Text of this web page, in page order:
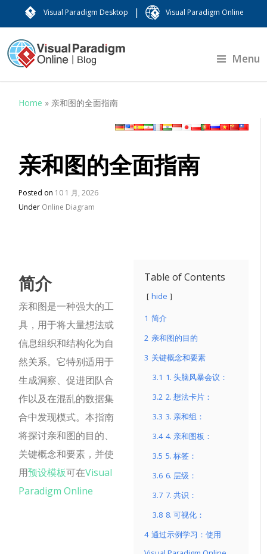
Visual Paradigm Desktop | Visual Paradigm Online
Menu
Home » 亲和图的全面指南
亲和图的全面指南
Posted on 10 1 月, 2026
Under Online Diagram
Table of Contents
hide
1 简介
2 亲和图的目的
3 关键概念和要素
3.1 1. 头脑风暴会议：
3.2 2. 想法卡片：
3.3 3. 亲和组：
3.4 4. 亲和图板：
3.5 5. 标签：
3.6 6. 层级：
3.7 7. 共识：
3.8 8. 可视化：
4 通过示例学习：使用
简介
亲和图是一种强大的工
具，用于将大量想法或
信息组织和结构化为自
然关系。它特别适用于
生成洞察、促进团队合
作以及在混乱的数据集
合中发现模式。本指南
将探讨亲和图的目的、
关键概念和要素，并使
用预设模板可在Visual
Paradigm Online